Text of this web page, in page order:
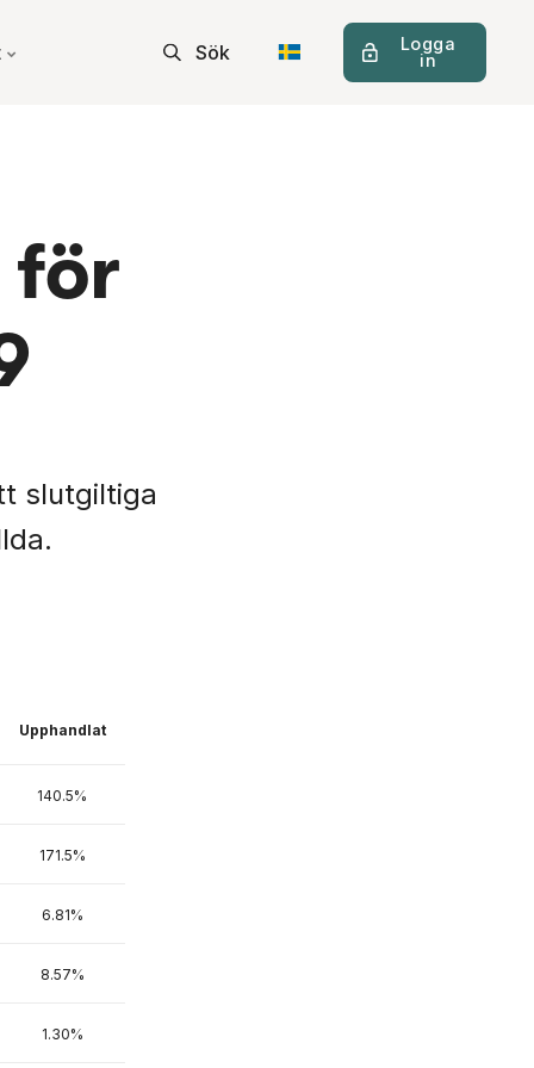
Sök
Logga
in
för
slutgiltiga
Upphandlat
140.5%
171.5%
6.81%
8.57%
1.30%